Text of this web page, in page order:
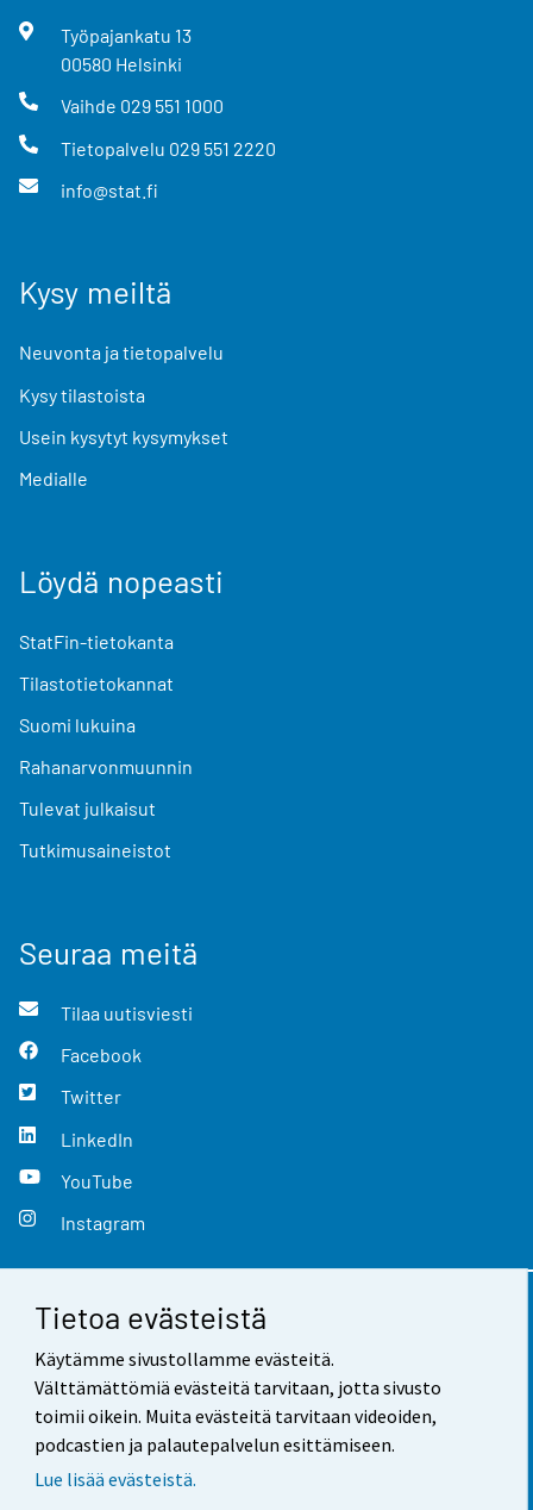
Tietoa evästeistä
Käytämme sivustollamme evästeitä.
Välttämättömiä evästeitä tarvitaan, jotta sivusto
toimii oikein. Muita evästeitä tarvitaan videoiden,
podcastien ja palautepalvelun esittämiseen.
Lue lisää evästeistä.
Työpajankatu 13
00580 Helsinki
Vaihde 029 551 1000
Tietopalvelu 029 551 2220
info@stat.fi
Kysy meiltä
Neuvonta ja tietopalvelu
Kysy tilastoista
Usein kysytyt kysymykset
Medialle
Löydä nopeasti
StatFin-tietokanta
Tilastotietokannat
Suomi lukuina
Rahanarvonmuunnin
Tulevat julkaisut
Tutkimusaineistot
Seuraa meitä
Tilaa uutisviesti
Facebook
Twitter
LinkedIn
YouTube
Instagram
Yhteystiedot
Palaute
Käyttöehdot